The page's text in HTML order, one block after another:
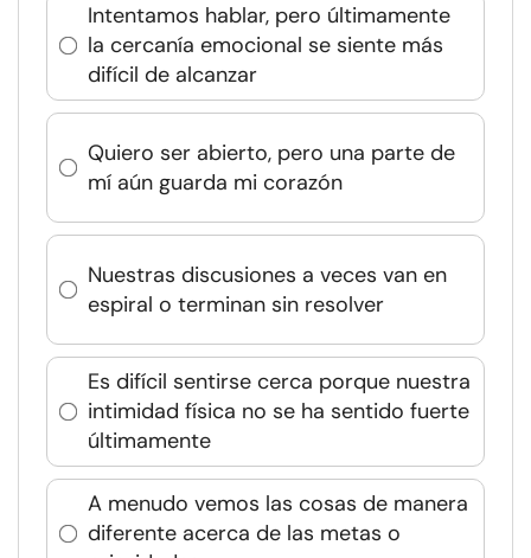
Intentamos hablar, pero últimamente
la cercanía emocional se siente más
difícil de alcanzar
Quiero ser abierto, pero una parte de
mí aún guarda mi corazón
Nuestras discusiones a veces van en
espiral o terminan sin resolver
Es difícil sentirse cerca porque nuestra
intimidad física no se ha sentido fuerte
últimamente
A menudo vemos las cosas de manera
diferente acerca de las metas o